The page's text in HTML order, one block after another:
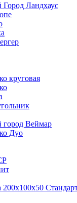
Ландхаус
круговая
город Веймар
Дуо
200х100х50